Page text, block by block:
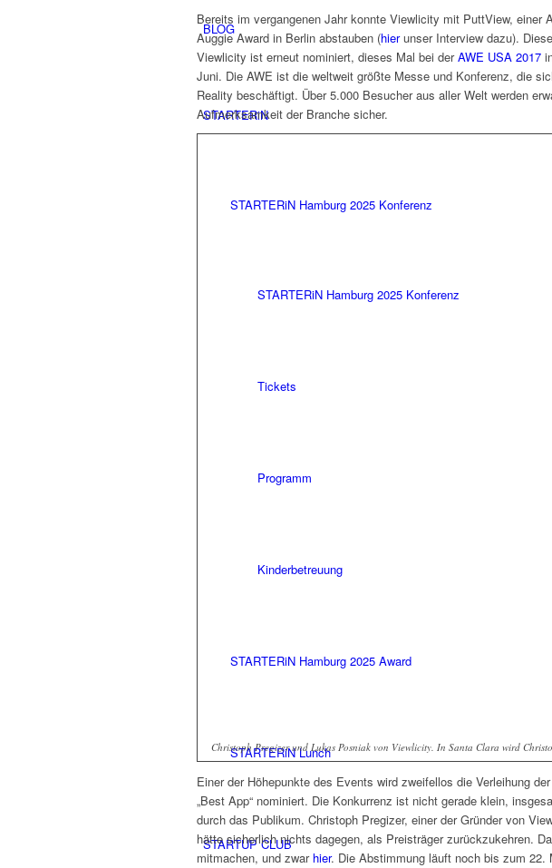
BLOG
STARTERiN
STARTERiN Hamburg 2025 Konferenz
STARTERiN Hamburg 2025 Konferenz
Tickets
Programm
Kinderbetreuung
STARTERiN Hamburg 2025 Award
STARTERiN Lunch
STARTUP CLUB
Bereits im vergangenen Jahr konnte Viewlicity mit PuttView, einer
Auggie Award in Berlin abstauben (hierunser Interview dazu).
Viewlicity ist erneut nominiert, dieses Mal bei derAWE USA 2017
Juni. Die AWE ist die weltweit größte Messe und Konferenz, die
Reality beschäftigt. Über 5.000 Besucher aus aller Welt werden
Aufmerksamkeit der Branche sicher.
Christoph Pregizer und Lukas Posniak von Viewlicity. In Santa Clara wird
Einer der Höhepunkte des Events wird zweifellos die Verleihung
„Best App“ nominiert. Die Konkurrenz ist nicht gerade klein,
durch das Publikum. Christoph Pregizer, einer der Gründer von
hätte sicherlich nichts dagegen, als Preisträger zurückzukehren.
mitmachen, und zwar hier. Die Abstimmung läuft noch bis zum 22.